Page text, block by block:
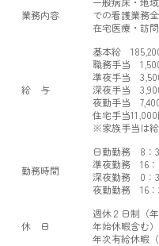
業務内容
での看護業務
在宅医療・訪
給 与
基本給
職務手当
準夜手当
深夜手当
夜勤手当 7,400
住宅手当
※家族手当は給
勤務時間
日勤勤務 8：
準夜勤務 16：
深夜勤務 0：
夜勤勤務 16：
休 日
週休２日制（
年始休暇含む）
年次有給休暇